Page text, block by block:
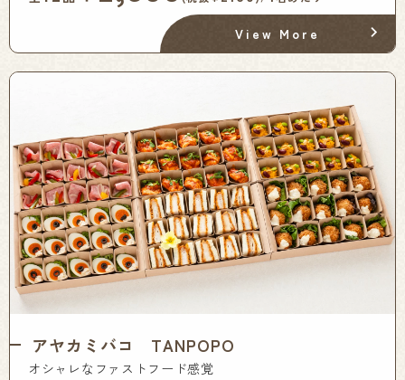
View More
アヤカミバコ TANPOPO
オシャレなファストフード感覚